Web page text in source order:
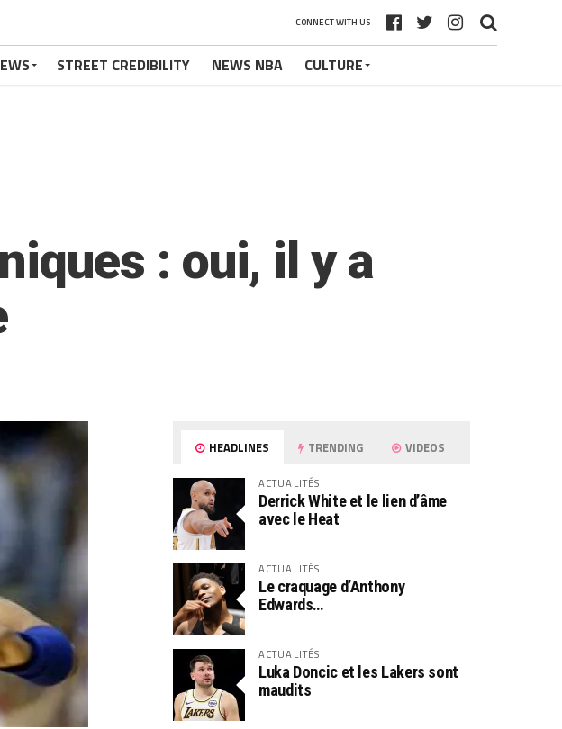
CONNECT WITH US
STREET CREDIBILITY NEWS NBA CULTURE
: oui, il y a
HEADLINES TRENDING VIDEOS
ACTUALITÉS
Derrick White et le lien d’âme
avec le Heat
ACTUALITÉS
Le craquage d’Anthony
Edwards…
ACTUALITÉS
Luka Doncic et les Lakers sont
maudits